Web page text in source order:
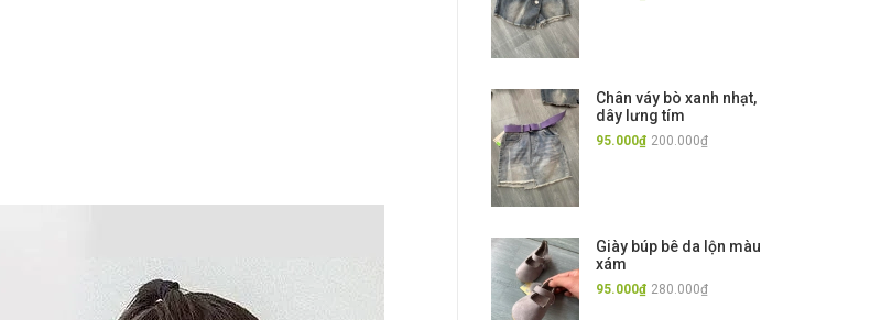
Chân váy bò xanh nhạt,
dây lưng tím
95.000₫ 200.000₫
Giày búp bê da lộn màu
xám
95.000₫ 280.000₫